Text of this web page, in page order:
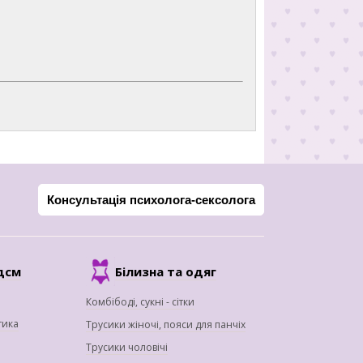
Консультація психолога-сексолога
Білизна та одяг
Комбібоді, сукні - сітки
Трусики жіночі, пояси для панчіх
Трусики чоловічі